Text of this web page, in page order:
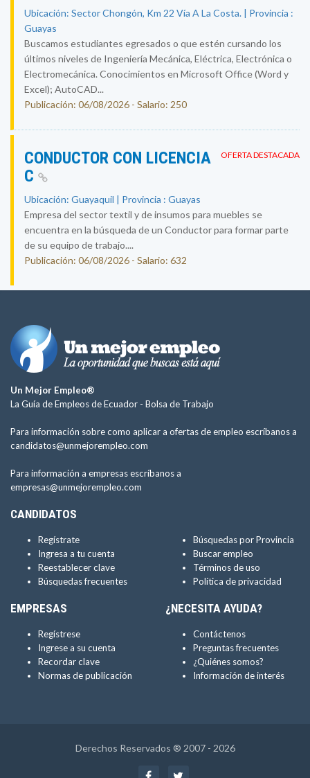
Ubicación: Sector Chongón, Km 22 Vía A La Costa. | Provincia :
Guayas
Buscamos estudiantes egresados o que estén cursando los
últimos niveles de Ingeniería Mecánica, Eléctrica, Electrónica o
Electromecánica. Conocimientos en Microsoft Office (Word y
Excel); AutoCAD...
Publicación: 06/08/2026 - Salario: 250
OFERTA DESTACADA
CONDUCTOR CON LICENCIA
C
Ubicación: Guayaquil | Provincia : Guayas
Empresa del sector textil y de insumos para muebles se
encuentra en la búsqueda de un Conductor para formar parte
de su equipo de trabajo....
Publicación: 06/08/2026 - Salario: 632
Un Mejor Empleo®
La Guía de Empleos de Ecuador - Bolsa de Trabajo
Para información sobre como aplicar a ofertas de empleo escríbanos a
candidatos@unmejorempleo.com
Para información a empresas escríbanos a
empresas@unmejorempleo.com
CANDIDATOS
Regístrate
Ingresa a tu cuenta
Reestablecer clave
Búsquedas frecuentes
Búsquedas por Provincia
Buscar empleo
Términos de uso
Política de privacidad
EMPRESAS
Regístrese
Ingrese a su cuenta
Recordar clave
Normas de publicación
¿NECESITA AYUDA?
Contáctenos
Preguntas frecuentes
¿Quiénes somos?
Información de interés
Derechos Reservados ® 2007 - 2026
Facebook